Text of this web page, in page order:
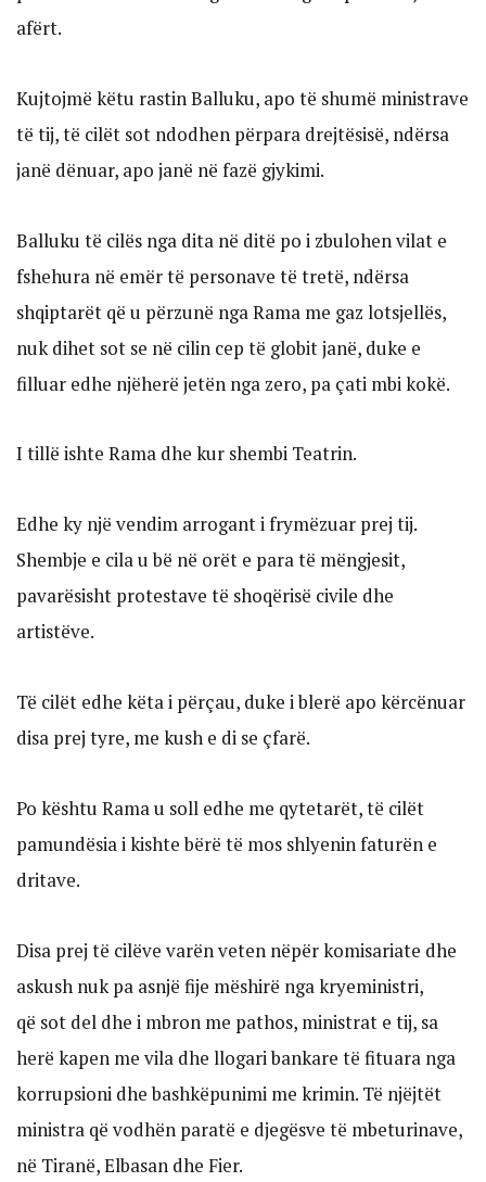
afërt.
Kujtojmë këtu rastin Balluku, apo të shumë ministrave
të tij, të cilët sot ndodhen përpara drejtësisë, ndërsa
janë dënuar, apo janë në fazë gjykimi.
Balluku të cilës nga dita në ditë po i zbulohen vilat e
fshehura në emër të personave të tretë, ndërsa
shqiptarët që u përzunë nga Rama me gaz lotsjellës,
nuk dihet sot se në cilin cep të globit janë, duke e
filluar edhe njëherë jetën nga zero, pa çati mbi kokë.
I tillë ishte Rama dhe kur shembi Teatrin.
Edhe ky një vendim arrogant i frymëzuar prej tij.
Shembje e cila u bë në orët e para të mëngjesit,
pavarësisht protestave të shoqërisë civile dhe
artistëve.
Të cilët edhe këta i përçau, duke i blerë apo kërcënuar
disa prej tyre, me kush e di se çfarë.
Po kështu Rama u soll edhe me qytetarët, të cilët
pamundësia i kishte bërë të mos shlyenin faturën e
dritave.
Disa prej të cilëve varën veten nëpër komisariate dhe
askush nuk pa asnjë fije mëshirë nga kryeministri,
që sot del dhe i mbron me pathos, ministrat e tij, sa
herë kapen me vila dhe llogari bankare të fituara nga
korrupsioni dhe bashkëpunimi me krimin. Të njëjtët
ministra që vodhën paratë e djegësve të mbeturinave,
në Tiranë, Elbasan dhe Fier.